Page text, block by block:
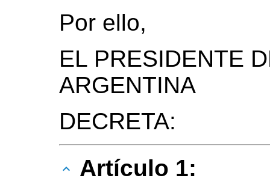
Por ello,
EL PRESIDENTE
ARGENTINA
DECRETA:
Artículo 1: